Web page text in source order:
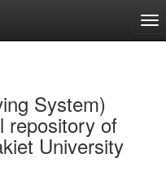
System)
repository of
University